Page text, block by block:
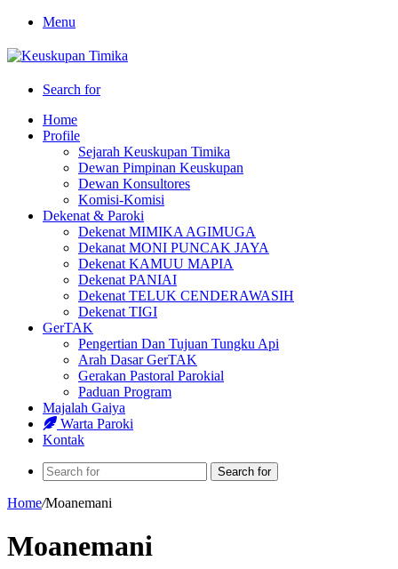
Menu
Search for
Home
Profile
Sejarah Keuskupan Timika
Dewan Pimpinan Keuskupan
Dewan Konsultores
Komisi-Komisi
Dekenat & Paroki
Dekenat MIMIKA AGIMUGA
Dekanat MONI PUNCAK JAYA
Dekenat KAMUU MAPIA
Dekenat PANIAI
Dekenat TELUK CENDERAWASIH
Dekenat TIGI
GerTAK
Pengertian Dan Tujuan Tungku Api
Arah Dasar GerTAK
Gerakan Pastoral Parokial
Paduan Program
Majalah Gaiya
Warta Paroki
Kontak
Search for
Home/Moanemani
Moanemani